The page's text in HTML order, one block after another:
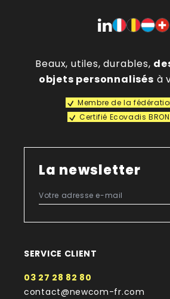
Beaux, utiles, durables,
objets personnalisés à
Membre de la
Certifié Ecovadis
La newsletter
SERVICE CLIENT
03 27 28 82 80
contact@newcom-fr.com